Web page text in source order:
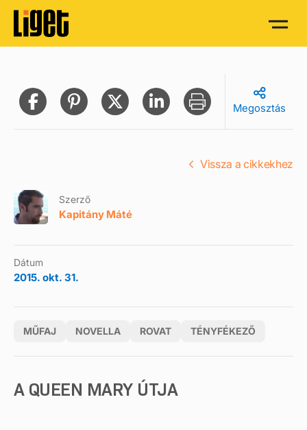
Megosztás
Szerző
Kapitány Máté
Dátum
2015. okt. 31.
MŰFAJ NOVELLA ROVAT TÉNYFÉKEZŐ
Vissza a cikkekhez
A QUEEN MARY ÚTJA